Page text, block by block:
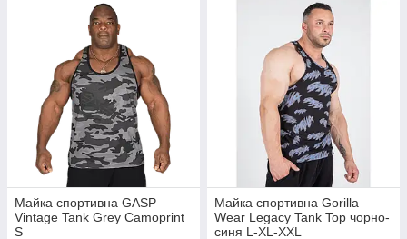
Майка спортивна GASP
Vintage Tank Grey Camoprint
S
Майка спортивна Gorilla
Wear Legacy Tank Top чорно-
синя L-XL-XXL